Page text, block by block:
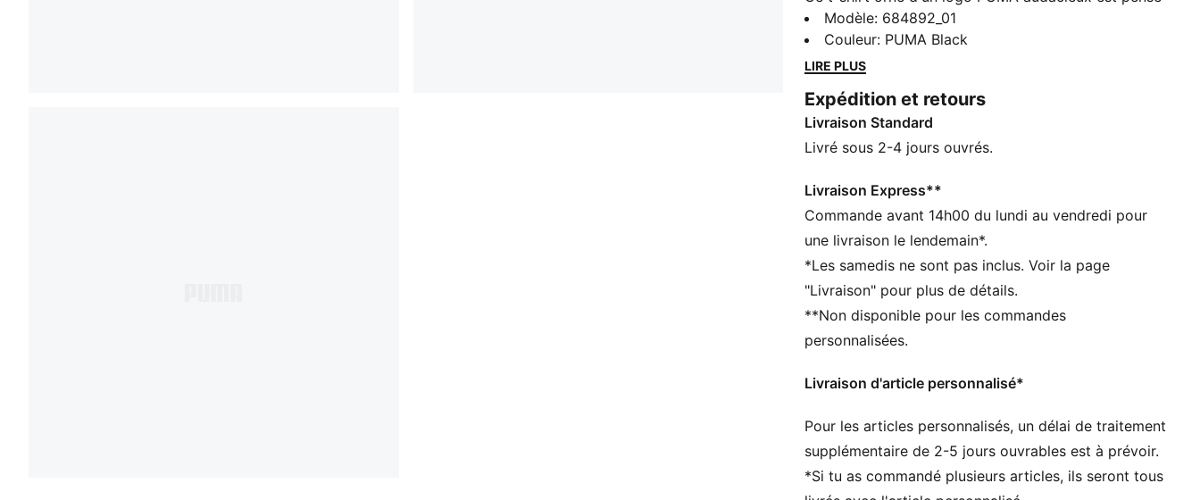
pour les personnes qui font la mode plus qu’elles ne
la suivent. Sa coupe régulière et son tissu doux en
coton mélangé en font un modèle polyvalent idéal
de PUMA, chaque jour devient une aventure
extraordinaire !
CARACTÉRISTIQUES + AVANTAGES
recyclé
DÉTAILS
Coupe régulière
Longueur normale
Col rond
Manches courtes
Détails brandés PUMA
enfants âgés de 8 à 16 ans
Modèle: 684892_01
Couleur: PUMA Black
LIRE PLUS
Expédition et retours
Livraison Standard
Livré sous 2-4 jours ouvrés.
Livraison Express**
Commande avant 14h00 du lundi au vendredi pour
une livraison le lendemain*.
*Les samedis ne sont pas inclus. Voir la page
"Livraison" pour plus de détails.
**Non disponible pour les commandes
personnalisées.
Livraison d'article personnalisé*
Pour les articles personnalisés, un délai de traitement
supplémentaire de 2-5 jours ouvrables est à prévoir.
*Si tu as commandé plusieurs articles, ils seront tous